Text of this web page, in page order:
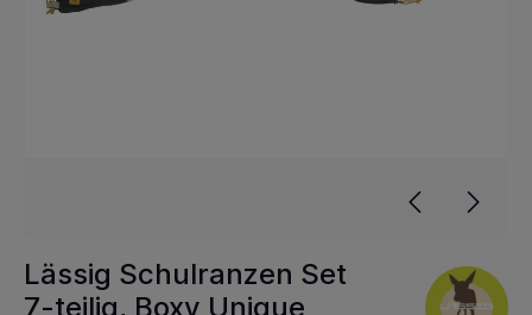
Lässig Schulranzen Set
7-teilig, Boxy Unique